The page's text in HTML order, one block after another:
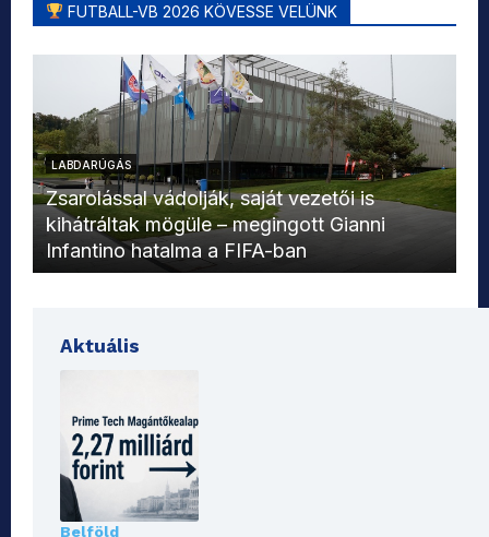
FUTBALL-VB 2026 KÖVESSE VELÜNK
LABDARÚGÁS
Zsarolással vádolják, saját vezetői is
kihátráltak mögüle – megingott Gianni
Infantino hatalma a FIFA-ban
Aktuális
Belföld